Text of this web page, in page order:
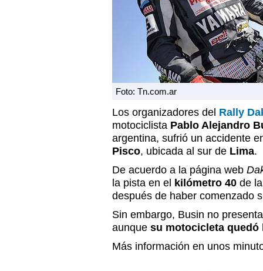
Foto: Tn.com.ar
Los organizadores del Rally
motociclista Pablo Alejandro
argentina, sufrió un accidente
Pisco, ubicada al sur de Lima.
De acuerdo a la página web
la pista en el kilómetro 40 de
después de haber comenzado
Sin embargo, Busin no
aunque su motocicleta quedó
Más información en unos